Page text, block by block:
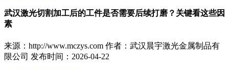
武汉激光切割加工后的工件是否需要后续打磨？关键看这些因
素
来源：http://www.mczys.com 作者：武汉晨宇激光金属制品有
限公司 发布时间：2026-04-22